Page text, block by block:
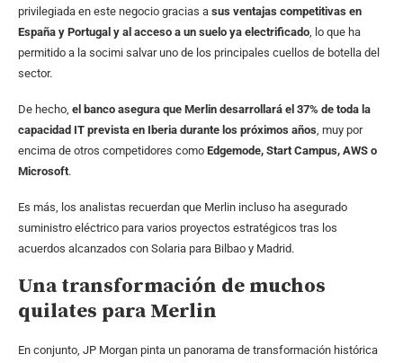
privilegiada en este negocio gracias a sus ventajas competitivas en
España y Portugal y al acceso a un suelo ya electrificado, lo que ha
permitido a la socimi salvar uno de los principales cuellos de botella del
sector.
De hecho, el banco asegura que Merlin desarrollará el 37% de toda la
capacidad IT prevista en Iberia durante los próximos años, muy por
encima de otros competidores como Edgemode, Start Campus, AWS o
Microsoft.
Es más, los analistas recuerdan que Merlin incluso ha asegurado
suministro eléctrico para varios proyectos estratégicos tras los
acuerdos alcanzados con Solaria para Bilbao y Madrid.
Una transformación de muchos
quilates para Merlin
En conjunto, JP Morgan pinta un panorama de transformación histórica